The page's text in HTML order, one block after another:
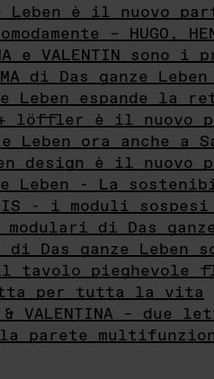
Leben è il nuovo
– HUGO,
e VALENTIN
di Das ganze
Leben espande
+ löffler è il nuovo
Leben ora anche a
design è il nuovo
Leben - La
- i moduli sospesi
di Das
Das ganze Leben
il tavolo pieghevole
per tutta la vita
& VALENTINA – due
la parete